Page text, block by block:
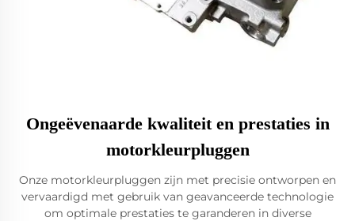
Ongeëvenaarde kwaliteit en prestaties in
motorkleurpluggen
Onze motorkleurpluggen zijn met precisie ontworpen en
vervaardigd met gebruik van geavanceerde technologie
om optimale prestaties te garanderen in diverse